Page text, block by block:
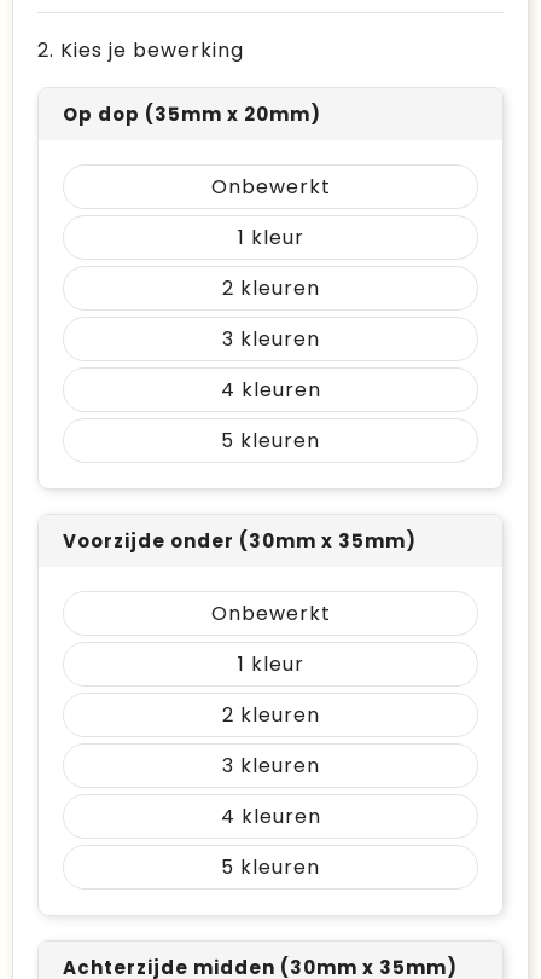
2. Kies je bewerking
Op dop (35mm x 20mm)
Onbewerkt
1
2
3
4
5
Voorzijde onder (30mm x 35mm)
Onbewerkt
1
2
3
4
5
Achterzijde midden (30mm x 35mm)